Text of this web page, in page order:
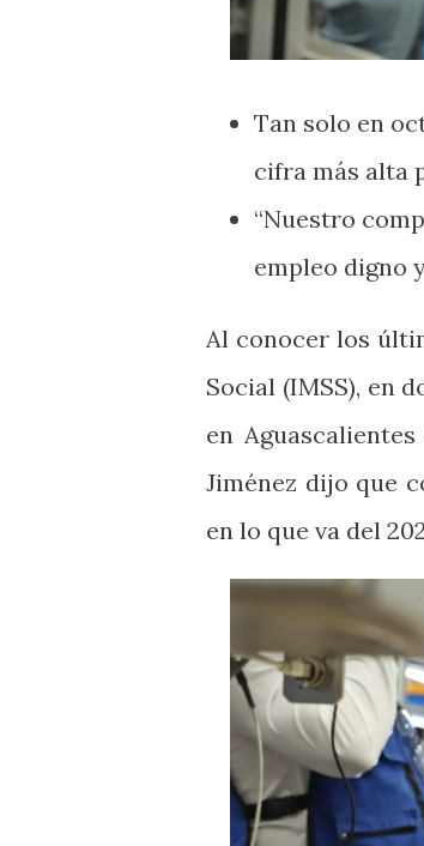
Tan solo en
cifra más alta
“Nuestro
empleo digno
Al conocer los
Social (IMSS), en
en
Jiménez dijo que
en lo que va del